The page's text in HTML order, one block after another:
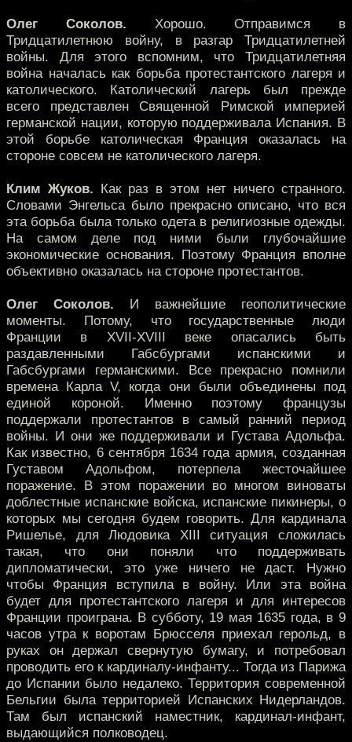
Олег Соколов. Хорошо. Отправимся в
Тридцатилетнюю войну, в разгар Тридцатилетней
войны. Для этого вспомним, что Тридцатилетняя
война началась как борьба протестантского лагеря и
католического. Католический лагерь был прежде
всего представлен Священной Римской империей
германской нации, которую поддерживала Испания. В
этой борьбе католическая Франция оказалась на
стороне совсем не католического лагеря.
Клим Жуков. Как раз в этом нет ничего странного.
Словами Энгельса было прекрасно описано, что вся
эта борьба была только одета в религиозные одежды.
На самом деле под ними были глубочайшие
экономические основания. Поэтому Франция вполне
объективно оказалась на стороне протестантов.
Олег Соколов. И важнейшие геополитические
моменты. Потому, что государственные люди
Франции в XVII-XVIII веке опасались быть
раздавленными Габсбургами испанскими и
Габсбургами германскими. Все прекрасно помнили
времена Карла V, когда они были объединены под
единой короной. Именно поэтому французы
поддержали протестантов в самый ранний период
войны. И они же поддерживали и Густава Адольфа.
Как известно, 6 сентября 1634 года армия, созданная
Густавом Адольфом, потерпела жесточайшее
поражение. В этом поражении во многом виноваты
доблестные испанские войска, испанские пикинеры, о
которых мы сегодня будем говорить. Для кардинала
Ришелье, для Людовика XIII ситуация сложилась
такая, что они поняли что поддерживать
дипломатически, это уже ничего не даст. Нужно
чтобы Франция вступила в войну. Или эта война
будет для протестантского лагеря и для интересов
Франции проиграна. В субботу, 19 мая 1635 года, в 9
часов утра к воротам Брюсселя приехал герольд, в
руках он держал свернутую бумагу, и потребовал
проводить его к кардиналу-инфанту... Тогда из Парижа
до Испании было недалеко. Территория современной
Бельгии была территорией Испанских Нидерландов.
Там был испанский наместник, кардинал-инфант,
выдающийся полководец.